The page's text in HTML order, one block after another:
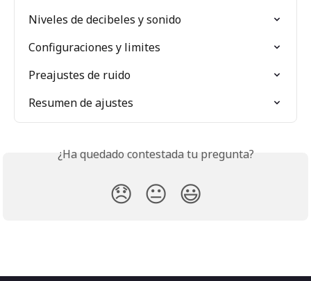
Niveles de decibeles y sonido
Configuraciones y limites
Preajustes de ruido
Resumen de ajustes
¿Ha quedado contestada tu pregunta?
😞 😐 😃